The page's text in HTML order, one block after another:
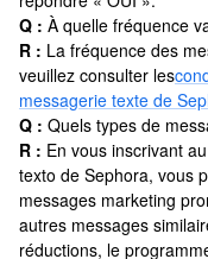
Q : À quelle fréquence
R : La fréquence des
veuillez consulter les
messagerie texte de
Q : Quels types de
R : En vous inscrivant
texto de Sephora, vous
messages marketing
autres messages
réductions, le